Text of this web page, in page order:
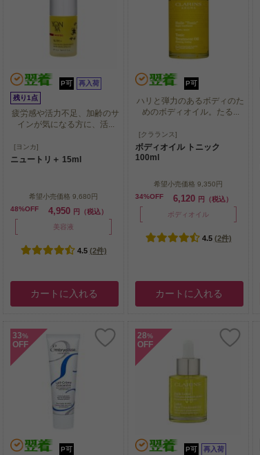
P可
再入荷
残り1点
疲労感や活力不足、加齢のサ
インが気になる方に、活...
疲労感や活力不足、加齢のサ
インが気になる方に、活...
[ヨンカ]
ニュートリ＋ 15ml
希望小売価格 9,680円
48%OFF
4,950 円（税込）
美容液
4.5 (2件)
カートに入れる
P可
ハリと弾力のあるボディのた
めのボディオイル。たる...
ハリと弾力のあるボディのた
めのボディオイル。たる...
[クラランス]
ボディオイル トニック
100ml
希望小売価格 9,350円
34%OFF
6,120 円（税込）
ボディオイル
4.5 (2件)
カートに入れる
33%
OFF
P可
28%
OFF
P可 再入荷